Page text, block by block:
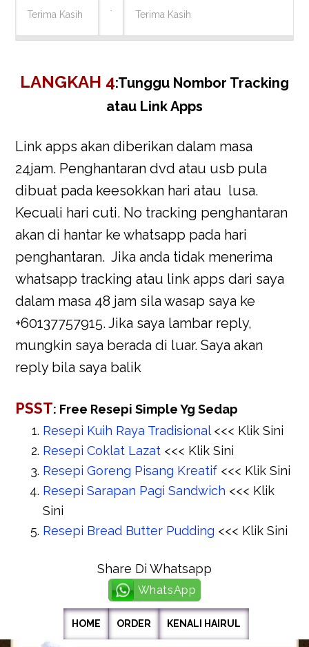
LANGKAH 4:Tunggu Nombor Tracking
atau Link Apps
Link apps akan diberikan dalam masa
24jam. Penghantaran dvd atau usb pula
dibuat pada keesokkan hari atau lusa.
Kecuali hari cuti. No tracking penghantaran
akan di hantar ke whatsapp pada hari
penghantaran. Jika anda tidak menerima
whatsapp tracking atau link apps dari saya
dalam masa 48 jam sila wasap saya ke
+60137757915. Jika saya lambar reply,
mungkin saya berada di luar. Saya akan
reply bila saya balik
PSST: Free Resepi Simple Yg Sedap
Resepi Kuih Raya Tradisional<<< Klik Sini
Resepi Coklat Lazat <<< Klik Sini
Resepi Goreng Pisang Kreatif <<< Klik Sini
Resepi Sarapan Pagi Sandwich <<< Klik
Sini
Resepi Bread Butter Pudding <<< Klik Sini
Share Di Whatsapp
WhatsApp
HOME ORDER KENALI HAIRUL